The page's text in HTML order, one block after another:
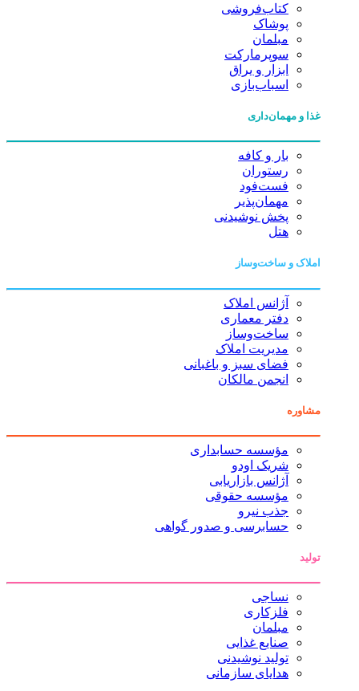
کتاب‌فروشی
پوشاک
مبلمان
سوپرمارکت
ابزار و یراق
اسباب‌بازی
غذا و مهمان‌داری
بار و کافه
رستوران
فست‌فود
مهمان‌پذیر
پخش نوشیدنی
هتل
املاک و ساخت‌وساز
آژانس املاک
دفتر معماری
ساخت‌وساز
مدیریت املاک
فضای سبز و باغبانی
انجمن مالکان
مشاوره
مؤسسه حسابداری
شریک اودو
آژانس بازاریابی
مؤسسه حقوقی
جذب نیرو
حسابرسی و صدور گواهی
تولید
نساجی
فلزکاری
مبلمان
صنایع غذایی
تولید نوشیدنی
هدایای سازمانی